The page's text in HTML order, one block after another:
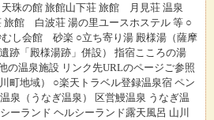
珠の館 旅館山下荘 旅館 月見荘 温泉
館 白波荘 湯の里ユースホステル 等 ○
し会館 砂楽 ○立ち寄り湯 殿様湯（薩摩
跡「殿様湯跡」併設） 指宿こころの湯
の温泉施設 リンク先URLのページご参照
町地域） ○楽天トラベル登録温泉宿 ペン
泉（うなぎ温泉） 区営鰻温泉 うなぎ温
ーランド ヘルシーランド露天風呂 山川